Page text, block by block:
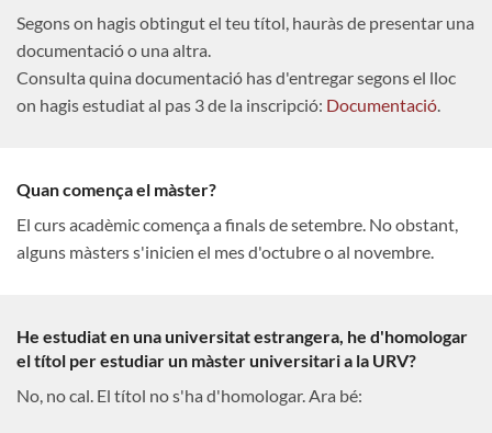
Segons on hagis obtingut el teu títol, hauràs de presentar una
documentació o una altra.
Consulta quina documentació has d'entregar segons el lloc
on hagis estudiat al pas 3 de la inscripció: Documentació.
Quan comença el màster?
El curs acadèmic comença a finals de setembre. No obstant,
alguns màsters s'inicien el mes d'octubre o al novembre.
He estudiat en una universitat estrangera, he d'homologar
el títol per estudiar un màster universitari a la URV?
No, no cal. El títol no s'ha d'homologar. Ara bé: